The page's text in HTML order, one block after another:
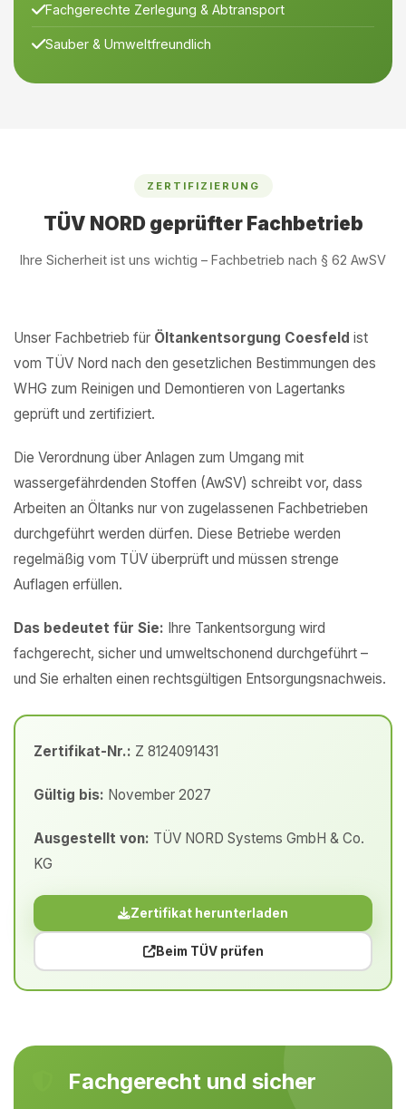
Fachgerechte Zerlegung & Abtransport
Sauber & Umweltfreundlich
ZERTIFIZIERUNG
TÜV NORD geprüfter Fachbetrieb
Ihre Sicherheit ist uns wichtig – Fachbetrieb nach § 62 AwSV
Unser Fachbetrieb für Öltankentsorgung Coesfeld ist
vom TÜV Nord nach den gesetzlichen Bestimmungen des
WHG zum Reinigen und Demontieren von Lagertanks
geprüft und zertifiziert.
Die Verordnung über Anlagen zum Umgang mit
wassergefährdenden Stoffen (AwSV) schreibt vor, dass
Arbeiten an Öltanks nur von zugelassenen Fachbetrieben
durchgeführt werden dürfen. Diese Betriebe werden
regelmäßig vom TÜV überprüft und müssen strenge
Auflagen erfüllen.
Das bedeutet für Sie: Ihre Tankentsorgung wird
fachgerecht, sicher und umweltschonend durchgeführt –
und Sie erhalten einen rechtsgültigen Entsorgungsnachweis.
Zertifikat-Nr.: Z 8124091431
Gültig bis: November 2027
Ausgestellt von: TÜV NORD Systems GmbH & Co.
KG
Zertifikat herunterladen
Beim TÜV prüfen
Fachgerecht und sicher